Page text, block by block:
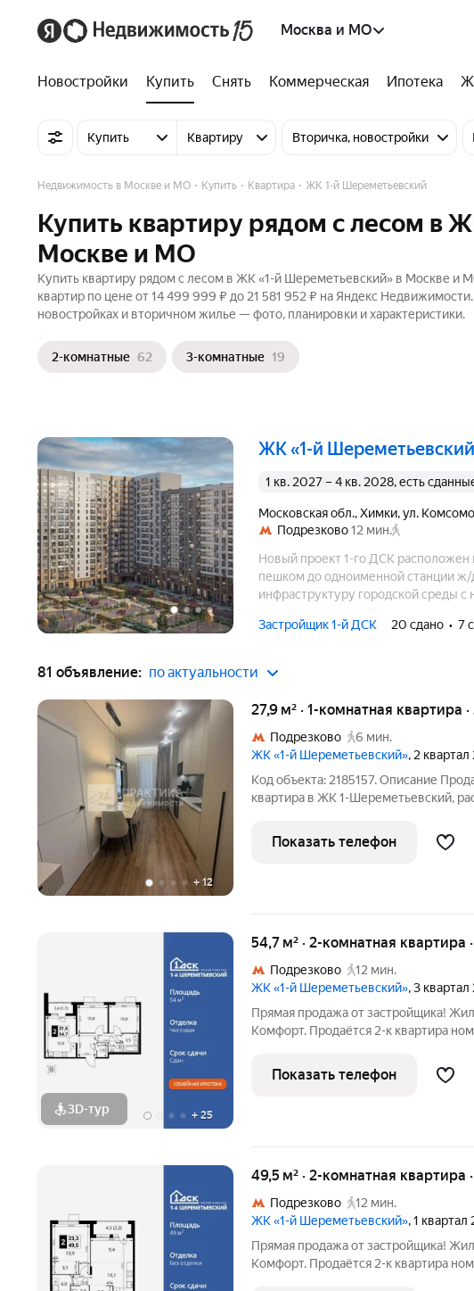
Москва и МО
Новостройки Купить Снять Коммерческая Ипотека
Купить Квартиру Вторичка, новостройки
Недвижимость в Москве и МО Купить Квартира ЖК 1-й Шереметьевский
Купить квартиру рядом с лесом в
Москве и МО
Купить квартиру рядом с лесом в ЖК «1-й Шереметьевский» в Москве и
квартир по цене от 14 499 999 ₽ до 21 581 952 ₽ на Яндекс
новостройках и вторичном жилье — фото, планировки и характеристики.
2-комнатные 62 3-комнатные 19
ЖК «1-й
1 кв. 2027 – 4 кв. 2028, есть
Подрезково12 мин.
Московская обл.,Химки,ул.
Новый проект 1-го ДСК расположен
пешком до одноименной станции
инфраструктуру городской среды
развивающей среде.
Застройщик 1-й ДСК 20 сдано 7
81 объявление: по актуальности
+ 12
27,9 м² · 1-комнатная квартира
Подрезково
6 мин.
ЖК «1-й Шереметьевский», 2
Код объекта: 2185157. Описание
квартира в ЖК 1-Шереметьевский,
Комсомольская улица, 14! Квартира
комфортной жизни!
Показать телефон
3D-тур + 25
54,7 м² · 2-комнатная квартира
Подрезково
12 мин.
ЖК «1-й Шереметьевский», 3
Прямая продажа от застройщика!
Комфорт. Продаётся 2-к квартира
Просторная спальня, в которой
кровать. - Линейная
Показать телефон
49,5 м² · 2-комнатная квартира
Подрезково
12 мин.
ЖК «1-й Шереметьевский», 1 квартал
Прямая продажа от застройщика!
Комфорт. Продаётся 2-к квартира